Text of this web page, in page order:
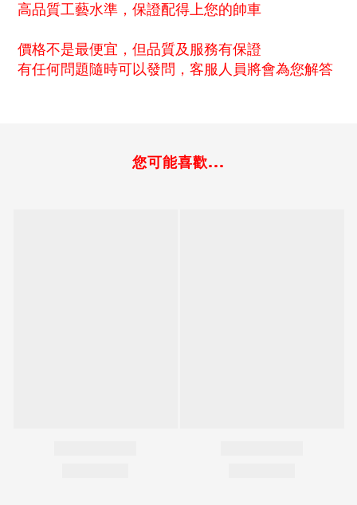
高品質工藝水準，保證配得上您的帥車
價格不是最便宜，但品質及服務有保證
有任何問題隨時可以發問，客服人員將會為您解答
您可能喜歡...